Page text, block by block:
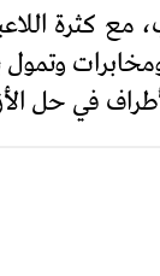
كثرة
في حل